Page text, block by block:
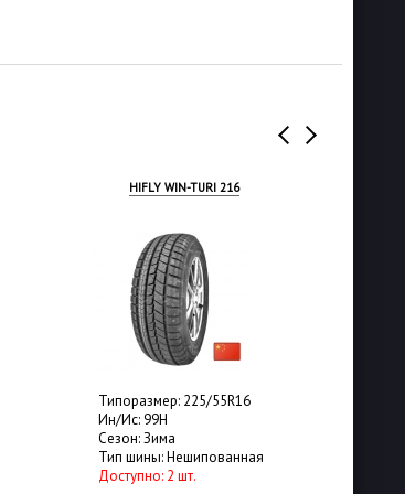
HIFLY WIN-TURI 216
Типоразмер: 225/55R16
Ин/Ис: 99H
Сезон: Зима
Тип шины: Нешипованная
Доступно: 2 шт.